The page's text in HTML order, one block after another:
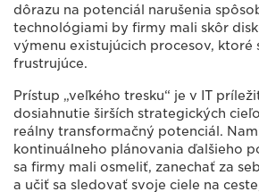
dôrazu na potenciál narušenia
technológiami by firmy mali skôr
výmenu existujúcich procesov, ktoré
frustrujúce.
Prístup „veľkého tresku“ je v IT
dosiahnutie širších strategických
reálny transformačný potenciál.
kontinuálneho plánovania ďalšieho
sa firmy mali osmeliť, zanechať za
a učiť sa sledovať svoje ciele na